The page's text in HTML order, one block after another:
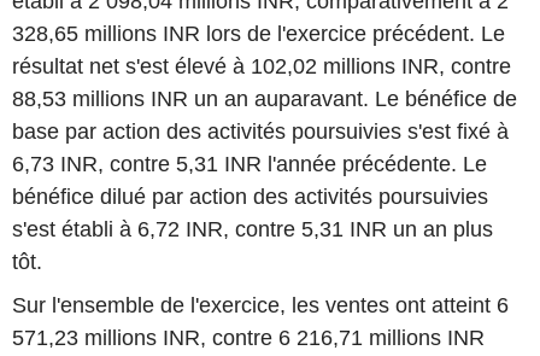
328,65 millions INR lors de l'exercice précédent. Le
résultat net s'est élevé à 102,02 millions INR, contre
88,53 millions INR un an auparavant. Le bénéfice de
base par action des activités poursuivies s'est fixé à
6,73 INR, contre 5,31 INR l'année précédente. Le
bénéfice dilué par action des activités poursuivies
s'est établi à 6,72 INR, contre 5,31 INR un an plus
tôt.
Sur l'ensemble de l'exercice, les ventes ont atteint 6
571,23 millions INR, contre 6 216,71 millions INR